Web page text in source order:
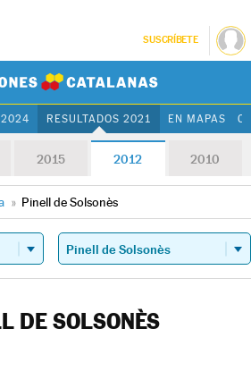
SUSCRÍBETE
2024 RESULTADOS 2021 EN MAPAS
2015 2012 2010
» Pinell de Solsonès
DE SOLSONÈS